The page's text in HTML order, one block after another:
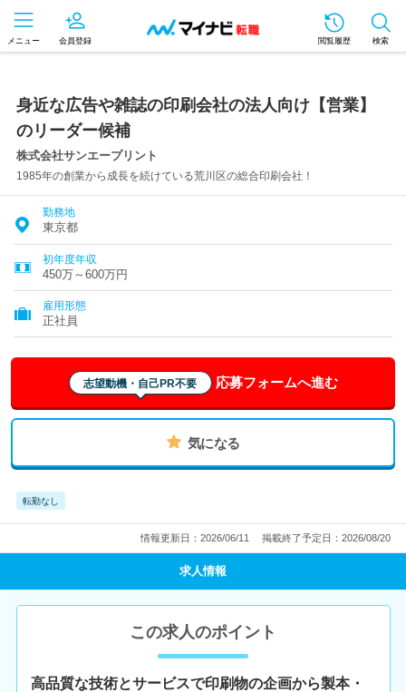
メニュー 会員登録 閲覧履歴 検索
身近な広告や雑誌の印刷会社の法人向け【営業】
のリーダー候補
株式会社サンエープリント
1985年の創業から成長を続けている荒川区の総合印刷会社！
勤務地
東京都
初年度年収
450万～600万円
雇用形態
正社員
志望動機・自己PR不要 応募フォームへ進む
気になる
転勤なし
情報更新日：2026/06/11 掲載終了予定日：2026/08/20
求人情報
この求人のポイント
高品質な技術とサービスで印刷物の企画から製本・